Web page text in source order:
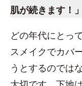
肌が続きます！」
どの年代にとっ
スメイクでカバ
うとするのでは